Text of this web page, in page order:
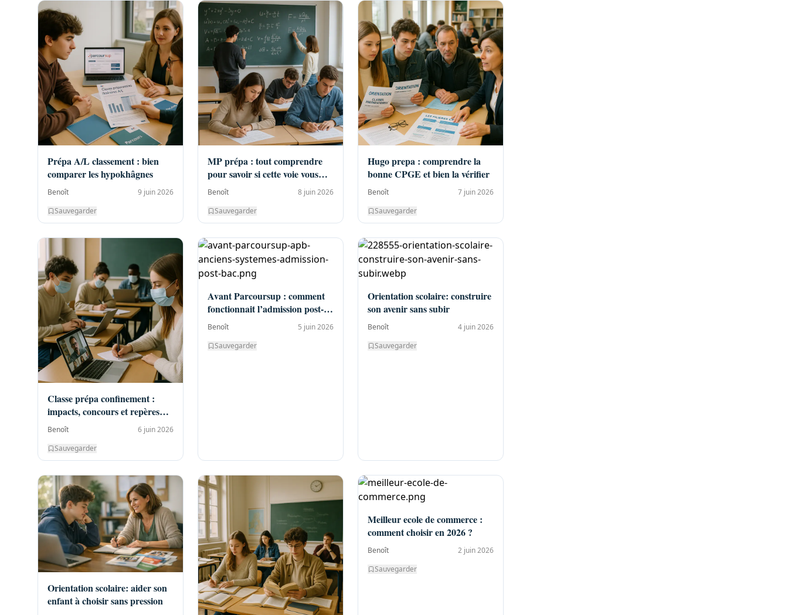
Prépa A/L classement : bien
comparer les hypokhâgnes
Benoît
9 juin 2026
Sauvegarder
MP prépa : tout comprendre
pour savoir si cette voie vous
correspond
Benoît
8 juin 2026
Sauvegarder
Hugo prepa : comprendre la
bonne CPGE et bien la vérifier
Benoît
7 juin 2026
Sauvegarder
Classe prépa confinement :
impacts, concours et repères
2020-2021
Benoît
6 juin 2026
Sauvegarder
Avant Parcoursup : comment
fonctionnait l’admission post-
bac ?
Benoît
5 juin 2026
Sauvegarder
Orientation scolaire: construire
son avenir sans subir
Benoît
4 juin 2026
Sauvegarder
Orientation scolaire: aider son
enfant à choisir sans pression
Meilleur ecole de commerce :
comment choisir en 2026 ?
Benoît
2 juin 2026
Sauvegarder